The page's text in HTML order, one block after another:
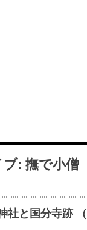
ブ: 撫で小僧
神社と国分寺跡